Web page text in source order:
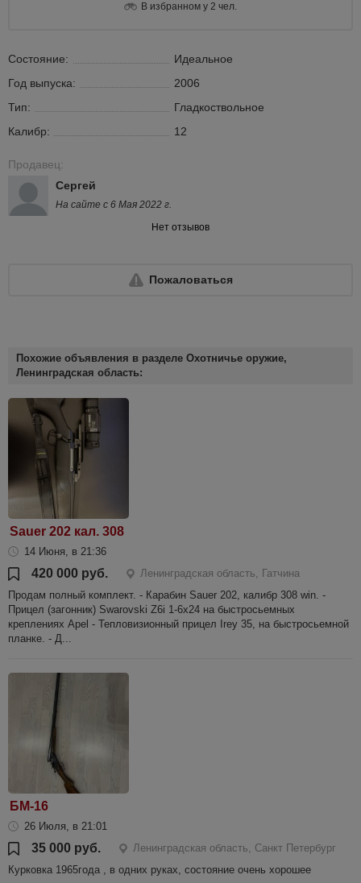
В избранном у 2 чел.
Состояние:
Идеальное
Год выпуска:
2006
Тип:
Гладкоствольное
Калибр:
12
Продавец:
Сергей
На сайте с 6 Мая 2022 г.
Нет отзывов
Пожаловаться
Похожие объявления в разделе Охотничье оружие,
Ленинградская область:
Sauer 202 кал. 308
14 Июня, в 21:36
420 000 руб.
Ленинградская область, Гатчина
Продам полный комплект. - Карабин Sauer 202, калибр 308 win. -
Прицел (загонник) Swarovski Z6i 1-6х24 на быстросьемных
креплениях Apel - Тепловизионный прицел Irey 35, на быстросьемной
планке. - Д...
БМ-16
26 Июля, в 21:01
35 000 руб.
Ленинградская область, Санкт Петербург
Курковка 1965года , в одних руках, состояние очень хорошее